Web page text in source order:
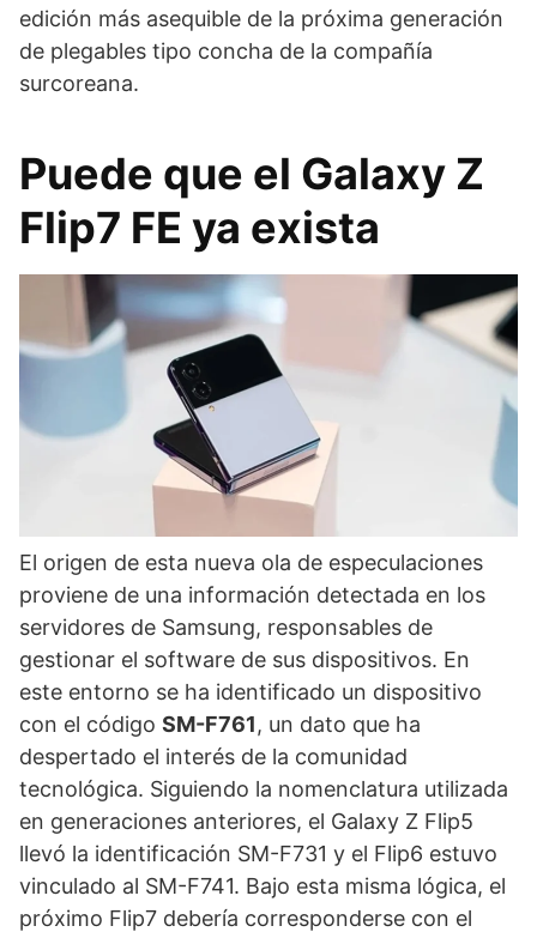
edición más asequible de la próxima generación
de plegables tipo concha de la compañía
surcoreana.
Puede que el Galaxy Z
Flip7 FE ya exista
El origen de esta nueva ola de especulaciones
proviene de una información detectada en los
servidores de Samsung, responsables de
gestionar el software de sus dispositivos. En
este entorno se ha identificado un dispositivo
con el código SM-F761, un dato que ha
despertado el interés de la comunidad
tecnológica. Siguiendo la nomenclatura utilizada
en generaciones anteriores, el Galaxy Z Flip5
llevó la identificación SM-F731 y el Flip6 estuvo
vinculado al SM-F741. Bajo esta misma lógica, el
próximo Flip7 debería corresponderse con el